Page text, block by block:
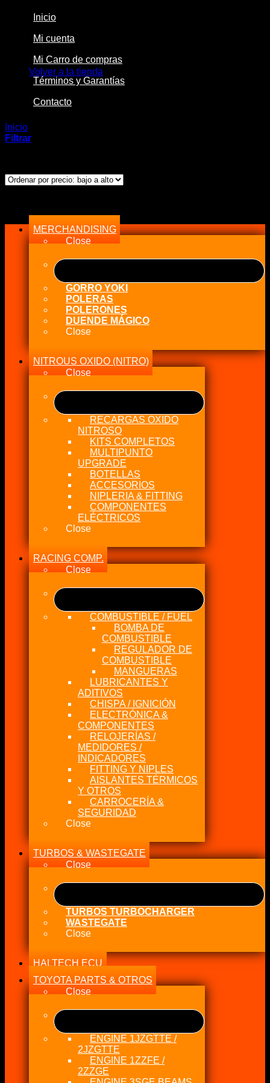
Volver a la tienda
Inicio
Mi cuenta
Mi Carro de compras
Términos y Garantías
Contacto
Inicio
Filtrar
MERCHANDISING
Close
GORRO YOKI
POLERAS
POLERONES
DUENDE MÁGICO
Close
NITROUS OXIDO (NITRO)
Close
RECARGAS OXIDO
NITROSO
KITS COMPLETOS
MULTIPUNTO
UPGRADE
BOTELLAS
ACCESORIOS
NIPLERIA & FITTING
COMPONENTES
ELÉCTRICOS
Close
RACING COMP.
Close
COMBUSTIBLE / FUEL
BOMBA DE
COMBUSTIBLE
REGULADOR DE
COMBUSTIBLE
MANGUERAS
LUBRICANTES Y
ADITIVOS
CHISPA / IGNICIÓN
ELECTRÓNICA &
COMPONENTES
RELOJERÍAS /
MEDIDORES /
INDICADORES
FITTING Y NIPLES
AISLANTES TÉRMICOS
Y OTROS
CARROCERÍA &
SEGURIDAD
Close
TURBOS & WASTEGATE
Close
TURBOS TURBOCHARGER
WASTEGATE
Close
HALTECH ECU
TOYOTA PARTS & OTROS
Close
ENGINE 1JZGTTE /
2JZGTTE
ENGINE 1ZZFE /
2ZZGE